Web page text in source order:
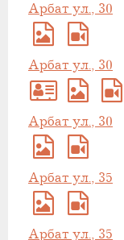
Арбат ул., 30
Арбат ул., 30
Арбат ул., 30
Арбат ул., 35
Арбат ул., 35